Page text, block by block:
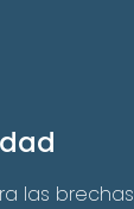
las brechas